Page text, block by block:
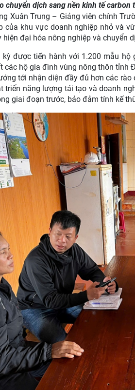
chuyển dịch sang nền kinh tế carbon
Xuân Trung – Giảng viên chính
của khu vực doanh nghiệp nhỏ và
đại hóa nông nghiệp và chuyển
được tiến hành với 1.200 mẫu
các hộ gia đình vùng nông thôn tỉnh
tới nhận diện đầy đủ hơn các
triển năng lượng tái tạo và doanh
giai đoạn trước, bảo đảm tính kế